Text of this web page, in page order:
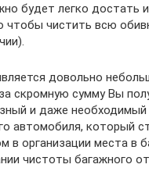
будет легко достать
чтобы чистить всю
довольно
скромную сумму Вы
и даже необходимый
автомобиля, который
организации места в
чистоты багажного